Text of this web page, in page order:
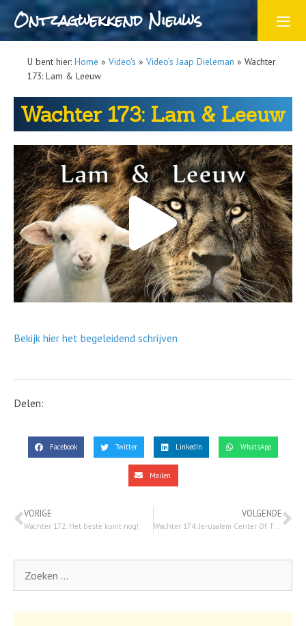
Ontzagwekkend Nieuws
U bent hier: Home » Video's » Video’s Jaap Dieleman » Wachter
173: Lam & Leeuw
Wachter 173: Lam & Leeuw
Bekijk hier het begeleidend schrijven
Delen:
Facebook Twitter LinkedIn WhatsApp
Mailen
VORIGE
Wachter 172: Het beste komt nog!
VOLGENDE
Wachter 174: Jerusalem Center Of The World